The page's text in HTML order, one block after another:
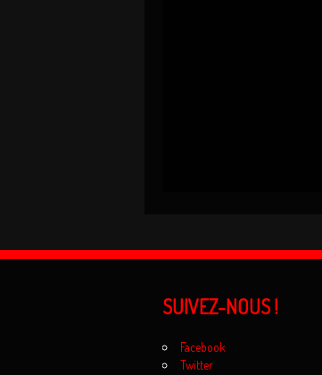
SUIVEZ-NOUS !
Facebook
Twitter